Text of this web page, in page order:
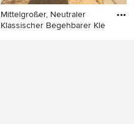
Mittelgroßer, Neutraler
Klassischer Begehbarer Kle